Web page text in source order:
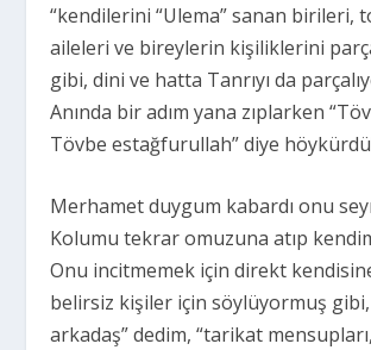
“kendilerini “Ulema” sanan birileri,
aileleri ve bireylerin kişiliklerini
gibi, dini ve hatta Tanrıyı da
Anında bir adım yana zıplarken
Tövbe estağfurullah” diye
Merhamet duygum kabardı onu
Kolumu tekrar omuzuna atıp
Onu incitmemek için direkt
belirsiz kişiler için söylüyormuş gibi,
arkadaş” dedim, “tarikat